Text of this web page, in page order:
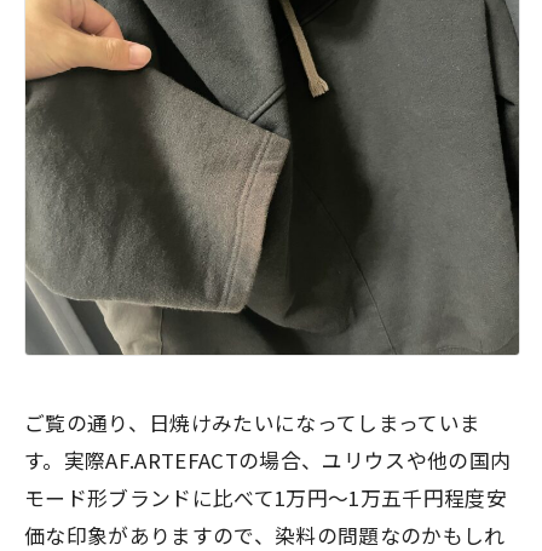
ご覧の通り、日焼けみたいになってしまっていま
す。実際AF.ARTEFACTの場合、ユリウスや他の国内
モード形ブランドに比べて1万円〜1万五千円程度安
価な印象がありますので、染料の問題なのかもしれ